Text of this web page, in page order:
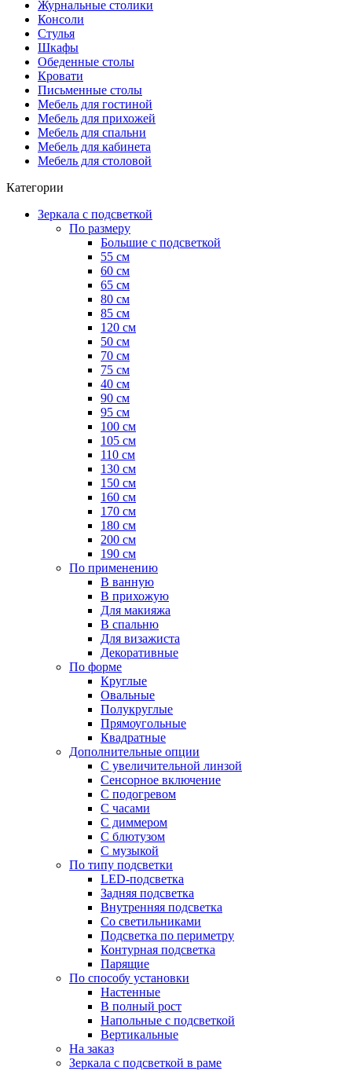
Журнальные столики
Консоли
Стулья
Шкафы
Обеденные столы
Кровати
Письменные столы
Мебель для гостиной
Мебель для прихожей
Мебель для спальни
Мебель для кабинета
Мебель для столовой
Категории
Зеркала с подсветкой
По размеру
Большие с подсветкой
55 см
60 см
65 см
80 см
85 см
120 см
50 см
70 см
75 см
40 см
90 см
95 см
100 см
105 см
110 см
130 см
150 см
160 см
170 см
180 см
200 см
190 см
По применению
В ванную
В прихожую
Для макияжа
В спальню
Для визажиста
Декоративные
По форме
Круглые
Овальные
Полукруглые
Прямоугольные
Квадратные
Дополнительные опции
C увеличительной линзой
Сенсорное включение
С подогревом
С часами
С диммером
С блютузом
С музыкой
По типу подсветки
LED-подсветка
Задняя подсветка
Внутренняя подсветка
Со светильниками
Подсветка по периметру
Контурная подсветка
Парящие
По способу установки
Настенные
В полный рост
Напольные с подсветкой
Вертикальные
На заказ
Зеркала с подсветкой в раме